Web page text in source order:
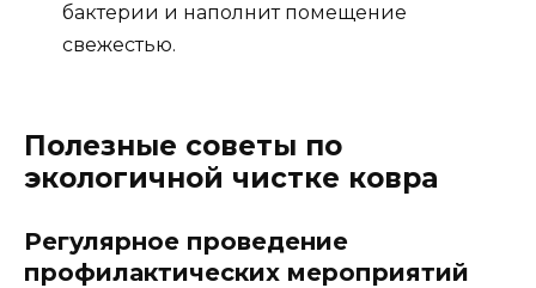
бактерии и наполнит помещение
свежестью.
Полезные советы по
экологичной чистке ковра
Регулярное проведение
профилактических мероприятий